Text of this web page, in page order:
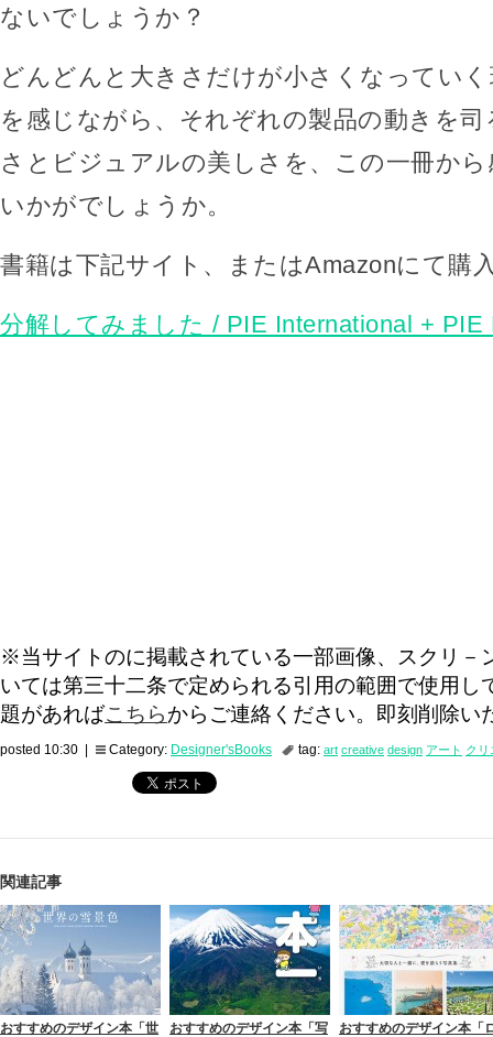
ないでしょうか？
どんどんと大きさだけが小さくなってい
を感じながら、それぞれの製品の動きを
さとビジュアルの美しさを、この一冊か
いかがでしょうか。
書籍は下記サイト、またはAmazonにて購
分解してみました / PIE International + PIE
※当サイトのに掲載されている一部画像、スクリ－
いては第三十二条で定められる引用の範囲で使用し
題があればこちらからご連絡ください。即刻削除い
posted 10:30 | Category: Designer'sBooks tag: art creative design アート クリ
関連記事
おすすめのデザイン本「世
おすすめのデザイン本「写
おすすめのデザイン本「